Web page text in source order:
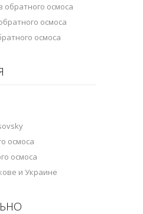
осмоса
осмоса
осмоса
осмоса
осмоса
и Украине